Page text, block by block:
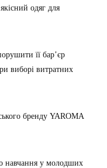
одяг для
її бар’єр
виборі витратних
бренду YAROMA
навчання у молодших